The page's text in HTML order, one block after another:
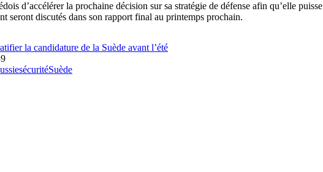
d’accélérer la prochaine décision sur sa stratégie de défense afin qu’elle
seront discutés dans son rapport final au printemps prochain.
la candidature de la Suède avant l’été
sécuritéSuède